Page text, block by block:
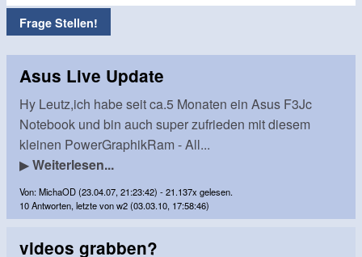
Frage Stellen!
Asus Live Update
Hy Leutz,ich habe seit ca.5 Monaten ein Asus F3Jc
Notebook und bin auch super zufrieden mit diesem
kleinen PowerGraphikRam - All...
▶Weiterlesen...
Von: MichaOD (23.04.07, 21:23:42) - 21.137x gelesen.
10 Antworten, letzte von w2 (03.03.10, 17:58:46)
videos grabben?